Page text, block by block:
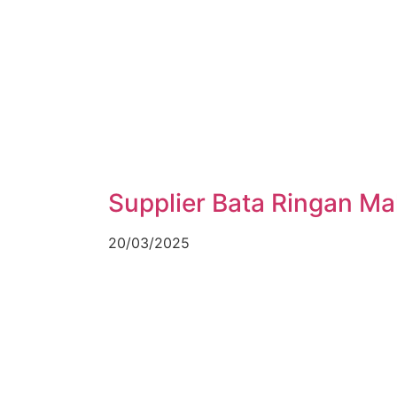
Supplier Bata Ringan
20/03/2025